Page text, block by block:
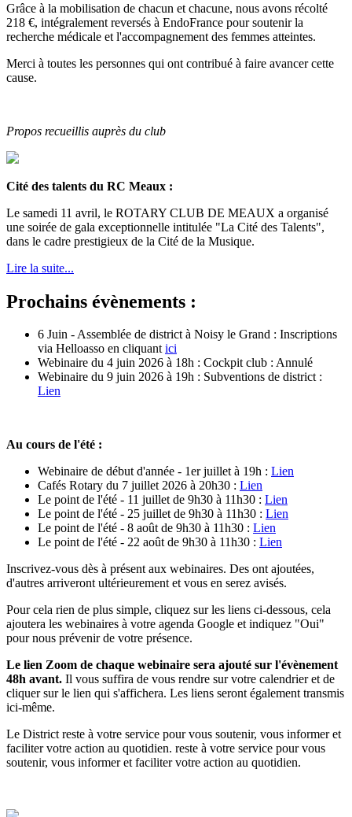
Grâce à la mobilisation de chacun et chacune, nous avons récolté
218 €, intégralement reversés à EndoFrance pour soutenir la
recherche médicale et l'accompagnement des femmes atteintes.
Merci à toutes les personnes qui ont contribué à faire avancer cette
cause.
Propos recueillis auprès du club
Cité des talents du RC Meaux :
Le samedi 11 avril, le ROTARY CLUB DE MEAUX a organisé
une soirée de gala exceptionnelle intitulée "La Cité des Talents",
dans le cadre prestigieux de la Cité de la Musique.
Lire la suite...
Prochains évènements :
6 Juin - Assemblée de district à Noisy le Grand : Inscriptions
via Helloasso en cliquantici
Webinaire du 4 juin 2026 à 18h : Cockpit club : Annulé
Webinaire du 9 juin 2026 à 19h : Subventions de district :
Lien
Au cours de l'été :
Webinaire de début d'année - 1er juillet à 19h : Lien
Cafés Rotary du 7 juillet 2026 à 20h30 : Lien
Le point de l'été - 11 juillet de 9h30 à 11h30 : Lien
Le point de l'été - 25 juillet de 9h30 à 11h30 : Lien
Le point de l'été - 8 août de 9h30 à 11h30 : Lien
Le point de l'été - 22 août de 9h30 à 11h30 : Lien
Inscrivez-vous dès à présent aux webinaires. Des ont ajoutées,
d'autres arriveront ultérieurement et vous en serez avisés.
Pour cela rien de plus simple, cliquez sur les liens ci-dessous, cela
ajoutera les webinaires à votre agenda Google et indiquez "Oui"
pour nous prévenir de votre présence.
Le lien Zoom de chaque webinaire sera ajouté sur l'évènement
48h avant. Il vous suffira de vous rendre sur votre calendrier et de
cliquer sur le lien qui s'affichera. Les liens seront également transmis
ici-même.
Le District reste à votre service pour vous soutenir, vous informer et
faciliter votre action au quotidien. reste à votre service pour vous
soutenir, vous informer et faciliter votre action au quotidien.